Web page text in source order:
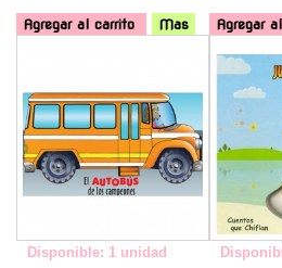
Agregar al carrito Mas Agregar
Disponible: 1 unidad